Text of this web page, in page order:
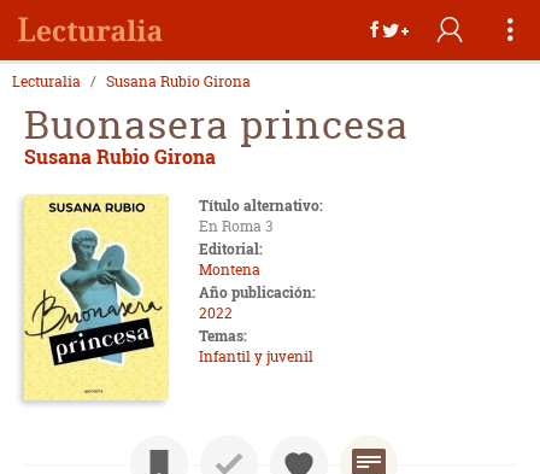
Lecturalia Susana Rubio Girona
Buonasera princesa
Susana Rubio Girona
Título alternativo:
En Roma 3
Editorial:
Montena
Año publicación:
2022
Temas:
Infantil y juvenil